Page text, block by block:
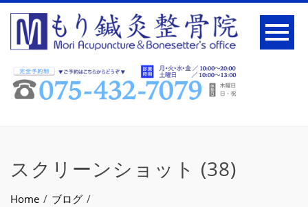
スクリーンショット (38)
Home
ブログ